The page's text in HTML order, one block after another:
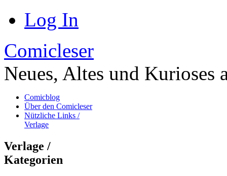
Log In
Comicleser
Neues, Altes und Kurioses
Comicblog
Über den Comicleser
Nützliche Links /
Verlage
Verlage /
Kategorien